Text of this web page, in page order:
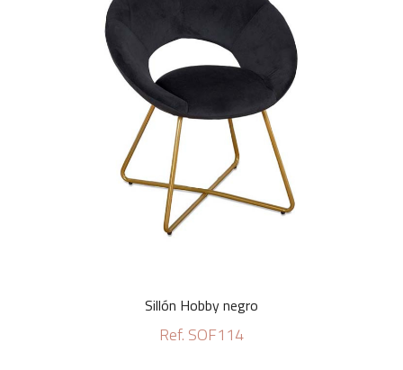
Sillón Hobby negro
Ref. SOF114